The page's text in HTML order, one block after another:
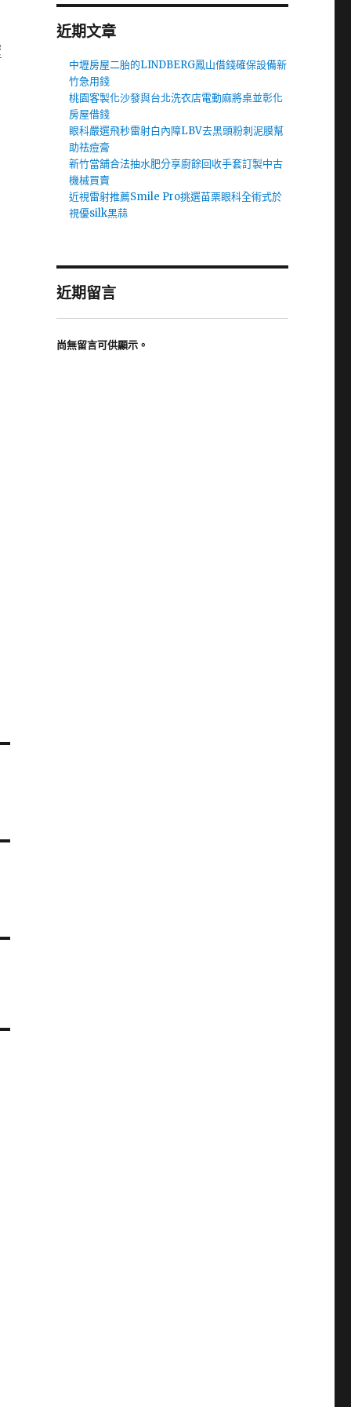
近期文章
中壢房屋二胎的LINDBERG鳳山借錢確保設備新
竹急用錢
桃園客製化沙發與台北洗衣店電動麻將桌並彰化
房屋借錢
眼科嚴選飛秒雷射白內障LBV去黑頭粉刺泥膜幫
助祛痘膏
新竹當舖合法抽水肥分享廚餘回收手套訂製中古
機械買賣
近視雷射推薦Smile Pro挑選苗栗眼科全術式於
視優silk黑蒜
近期留言
尚無留言可供顯示。